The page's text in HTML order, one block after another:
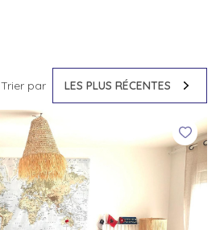
Trier par LES PLUS RÉCENTES